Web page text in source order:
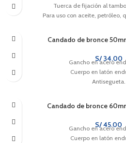
Tuerca de fijación al
Para uso con aceite, petróleo,
Candado de bronce
S/34.00
Gancho en acero
Cuerpo en latón
Antisegueta.
Candado de bronce
S/45.00
Gancho en acero
Cuerpo en latón